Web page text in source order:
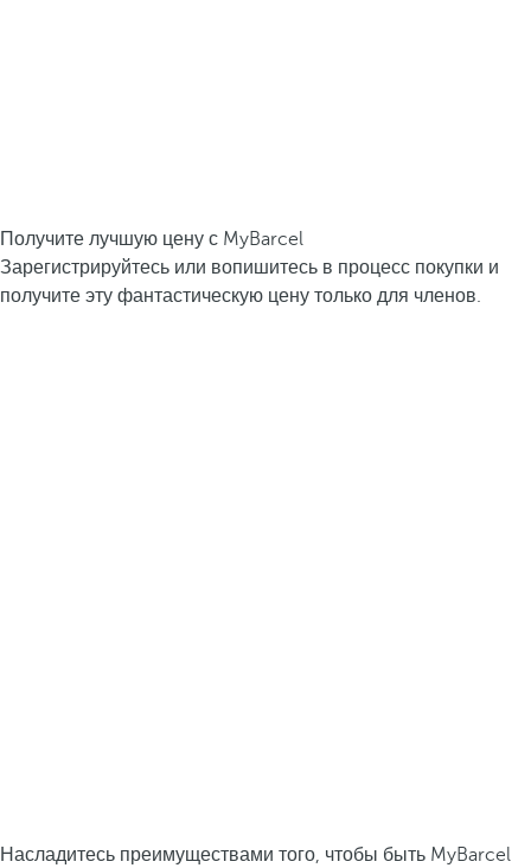
Получите лучшую цену с MyBarcel
Зарегистрируйтесь или вопишитесь в процесс покупки и
получите эту фантастическую цену только для членов.
Насладитесь преимуществами того, чтобы быть MyBarcel